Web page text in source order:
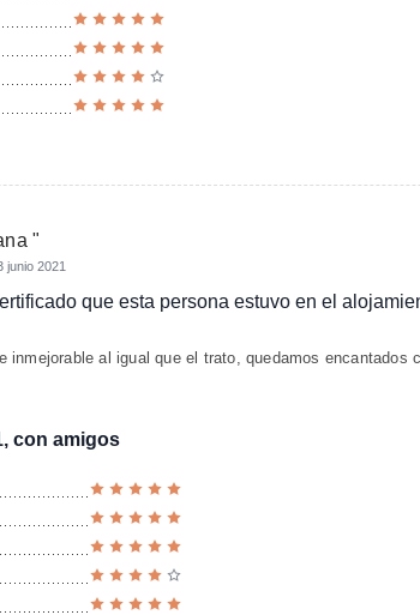
"
junio 2021
que esta persona estuvo en el
inmejorable al igual que el trato, quedamos encantados
con amigos